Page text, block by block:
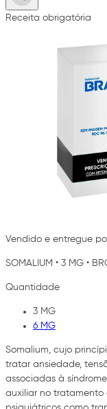
Receita obrigatória
Vendido e entregue
SOMALIUM • 3 MG •
Quantidade
3 MG
6 MG
Somalium, cujo
tratar ansiedade,
associadas à
auxiliar no